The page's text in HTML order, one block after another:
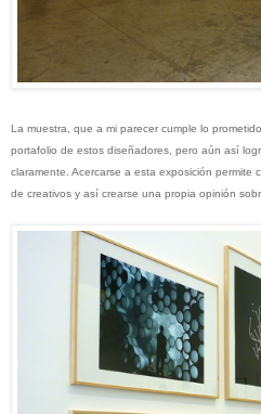
La muestra, que a mi parecer cumple lo
portafolio de estos diseñadores, pero aún así
claramente. Acercarse a esta exposición permite
de creativos y así crearse una propia opinión